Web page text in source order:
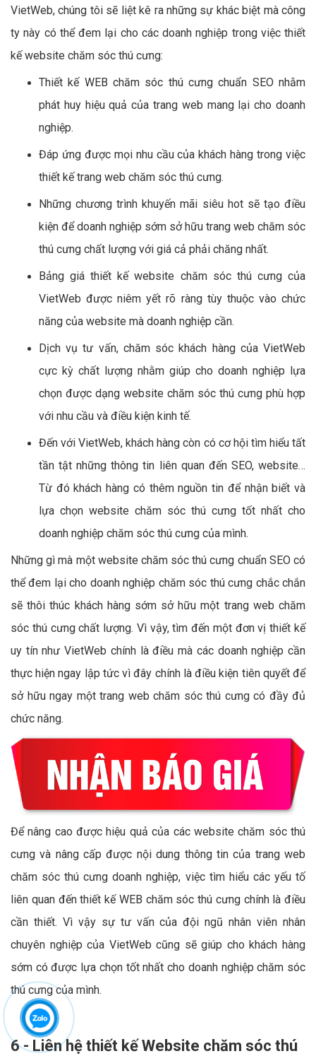
VietWeb, chúng tôi sẽ liệt kê ra những sự khác biệt mà công
ty này có thể đem lại cho các doanh nghiệp trong việc thiết
kế website chăm sóc thú cưng:
Thiết kế WEB chăm sóc thú cưng chuẩn SEO nhằm
phát huy hiệu quả của trang web mang lại cho doanh
nghiệp.
Đáp ứng được mọi nhu cầu của khách hàng trong việc
thiết kế trang web chăm sóc thú cưng.
Những chương trình khuyến mãi siêu hot sẽ tạo điều
kiện để doanh nghiệp sớm sở hữu trang web chăm sóc
thú cưng chất lượng với giá cả phải chăng nhất.
Bảng giá thiết kế website chăm sóc thú cưng của
VietWeb được niêm yết rõ ràng tùy thuộc vào chức
năng của website mà doanh nghiệp cần.
Dịch vụ tư vấn, chăm sóc khách hàng của VietWeb
cực kỳ chất lượng nhằm giúp cho doanh nghiệp lựa
chọn được dạng website chăm sóc thú cưng phù hợp
với nhu cầu và điều kiện kinh tế.
Đến với VietWeb, khách hàng còn có cơ hội tìm hiểu tất
tần tật những thông tin liên quan đến SEO, website…
Từ đó khách hàng có thêm nguồn tin để nhận biết và
lựa chọn website chăm sóc thú cưng tốt nhất cho
doanh nghiệp chăm sóc thú cưng của mình.
Những gì mà một website chăm sóc thú cưng chuẩn SEO có
thể đem lại cho doanh nghiệp chăm sóc thú cưng chắc chắn
sẽ thôi thúc khách hàng sớm sở hữu một trang web chăm
sóc thú cưng chất lượng. Vì vậy, tìm đến một đơn vị thiết kế
uy tín như VietWeb chính là điều mà các doanh nghiệp cần
thực hiện ngay lập tức vì đây chính là điều kiện tiên quyết để
sở hữu ngay một trang web chăm sóc thú cưng có đầy đủ
chức năng.
Để nâng cao được hiệu quả của các website chăm sóc thú
cưng và nâng cấp được nội dung thông tin của trang web
chăm sóc thú cưng doanh nghiệp, việc tìm hiểu các yếu tố
liên quan đến thiết kế WEB chăm sóc thú cưng chính là điều
cần thiết. Vì vậy sự tư vấn của đội ngũ nhân viên nhân
chuyên nghiệp của VietWeb cũng sẽ giúp cho khách hàng
sớm có được lựa chọn tốt nhất cho doanh nghiệp chăm sóc
thú cưng của mình.
6 - Liên hệ thiết kế Website chăm sóc thú